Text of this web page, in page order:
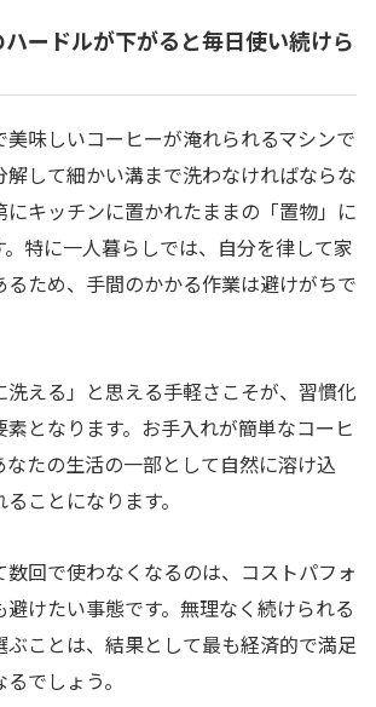
ードルが下がると毎日使い続けら
美味しいコーヒーが淹れられるマシンで
解して細かい溝まで洗わなければならな
にキッチンに置かれたままの「置物」に
特に一人暮らしでは、自分を律して家
るため、手間のかかる作業は避けがちで
洗える」と思える手軽さこそが、習慣化
となります。お手入れが簡単なコーヒ
なたの生活の一部として自然に溶け込
ことになります。
回で使わなくなるのは、コストパフォ
けたい事態です。無理なく続けられる
ぶことは、結果として最も経済的で満足
でしょう。